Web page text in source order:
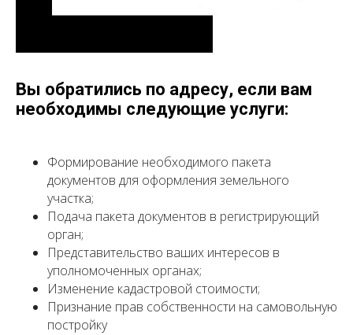
Вы обратились по адресу, если вам
необходимы следующие услуги:
Формирование необходимого пакета
документов для оформления земельного
участка;
Подача пакета документов в регистрирующий
орган;
Представительство ваших интересов в
уполномоченных органах;
Изменение кадастровой стоимости;
Признание прав собственности на самовольную
постройку